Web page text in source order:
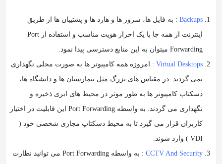
Backups: به فایل ها، سرور ها و هارد ها و پشتیبان ها از طریق
اینترنت از همه جا با یک احراز هویت مناسب و استفاده از Port
Forwarding میتوان به این منابع دسترسی پیدا نمود.
Virtual Desktops: امروزه همه کامپیوتر ها به صورت محلی نگهداری
نمی گردند. در مقیاس های بزرگ مثل بیمارستان ها و دانشگاه ها،
دسکتاپ کامپیوتر ها به طور موثر در محیط های ابری ذخیره و
نگهداری می گردند. به واسطه Port Forwarding این قابلیت در اختیار
کاربران قرار می گیرد تا به محیط دسکتاپ مجازی شخصی خود (
VDI ) وارد شوند.
CCTV And Security
: به واسطه Port Forwarding می توانید نظارت